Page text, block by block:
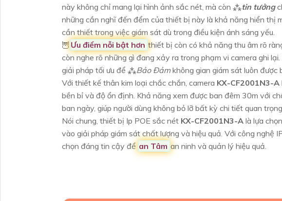
này không chỉ mang lại hình ảnh sắc nét, mà còn ⁂tin tưởng
những cần nghĩ đến đểm của thiết bị này là khả năng hiển thị
cần thiết trong việc giám sát dù trong điều kiện ánh sáng yếu.
🦉 Ưu điểm nỗi bật hơn thiết bị còn có khả năng thu âm rõ
còn nghe rõ những gì đang xảy ra trong phạm vi camera ghi
giải pháp tối ưu để ⁂Bảo Đảmkhông gian giám sát luôn được
Với thiết kế thân kim loại chắc chắn, camera KX-CF2001N3-A
bền bỉ và độ ổn định. Khả năng xem được ban đêm 30m với
ban ngày, giúp người dùng không bỏ lỡ bất kỳ chi tiết quan
Nói chung, thiết bị Ip POE sắc nét KX-CF2001N3-A là lựa
vào giải pháp giám sát chất lượng và hiệu quả. Với công nghệ
chọn đáng tin cậy để an Tâm an ninh và quản lý hiệu quả.